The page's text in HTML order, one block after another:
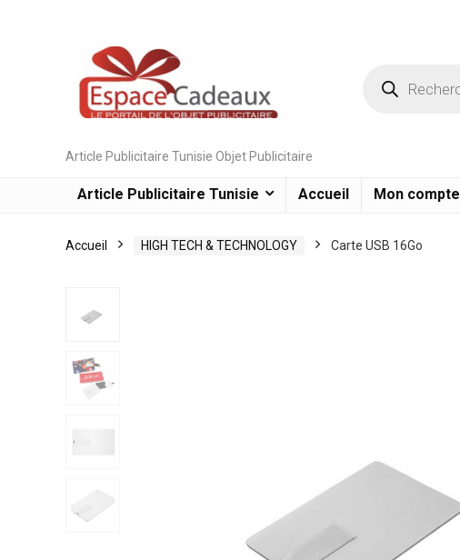
Article Publicitaire Tunisie Objet Publicitaire
Article Publicitaire Tunisie Accueil Mon compte
Accueil HIGH TECH & TECHNOLOGY Carte USB 16Go